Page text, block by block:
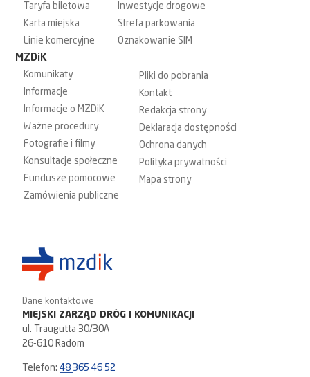
Taryfa biletowa
Karta miejska
Linie komercyjne
Inwestycje drogowe
Strefa parkowania
Oznakowanie SIM
MZDiK
Komunikaty
Informacje
Informacje o MZDiK
Ważne procedury
Fotografie i filmy
Konsultacje społeczne
Fundusze pomocowe
Zamówienia publiczne
Pliki do pobrania
Kontakt
Redakcja strony
Deklaracja dostępności
Ochrona danych
Polityka prywatności
Mapa strony
Dane kontaktowe
MIEJSKI ZARZĄD DRÓG I KOMUNIKACJI
ul. Traugutta 30/30A
26-610 Radom
Telefon:48 365 46 52